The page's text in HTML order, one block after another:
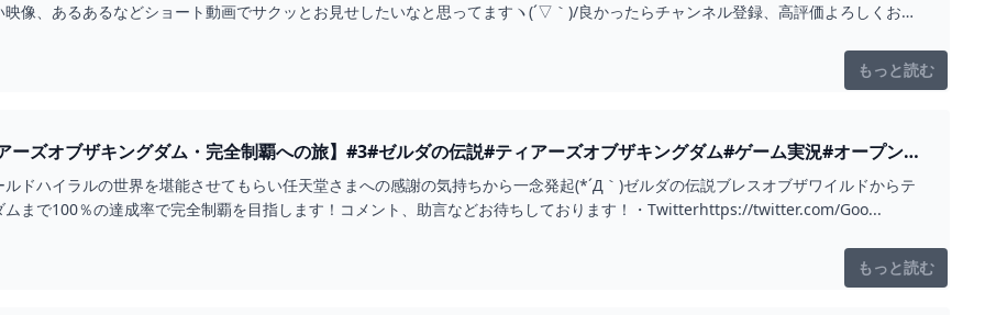
像、あるあるなどショート動画でサクッとお見せしたいなと思ってますヽ(´▽｀)/良かったらチャンネル登録、高評価よろしくお願
もっと読む
ーズオブザキングダム・完全制覇への旅】#3#ゼルダの伝説#ティアーズオブザキングダム#ゲーム実況#オープンワ
ドハイラルの世界を堪能させてもらい任天堂さまへの感謝の気持ちから一念発起(*´Д｀)ゼルダの伝説ブレスオブザワイルドからテ
ムまで100％の達成率で完全制覇を目指します！コメント、助言などお待ちしております！・Twitterhttps://twitter.com/Goo...
もっと読む